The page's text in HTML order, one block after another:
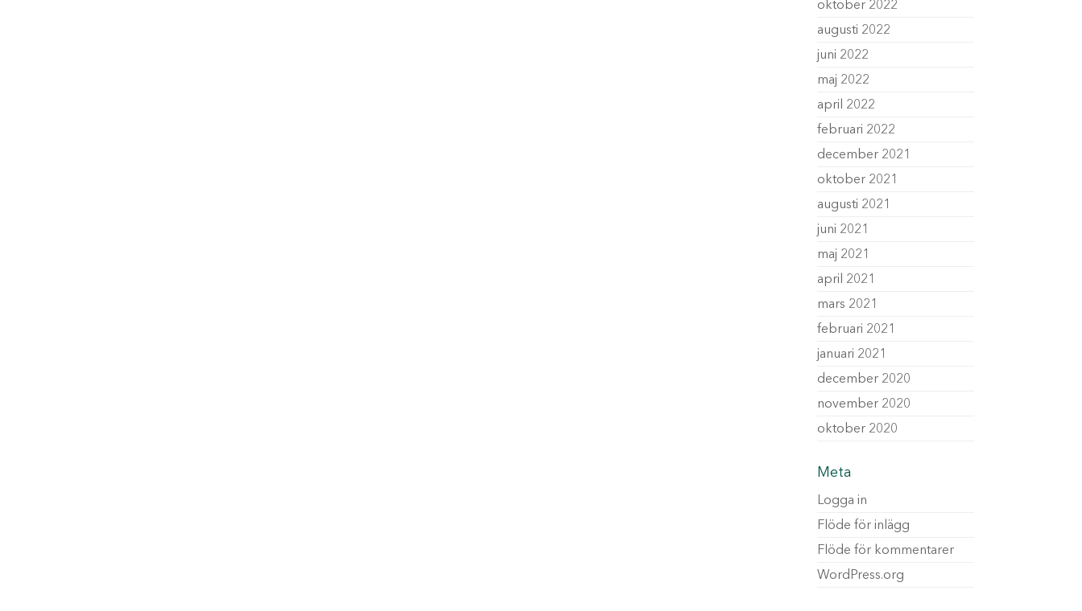
oktober 2022
augusti 2022
juni 2022
maj 2022
april 2022
februari 2022
december 2021
oktober 2021
augusti 2021
juni 2021
maj 2021
april 2021
mars 2021
februari 2021
januari 2021
december 2020
november 2020
oktober 2020
Meta
Logga in
Flöde för inlägg
Flöde för kommentarer
WordPress.org